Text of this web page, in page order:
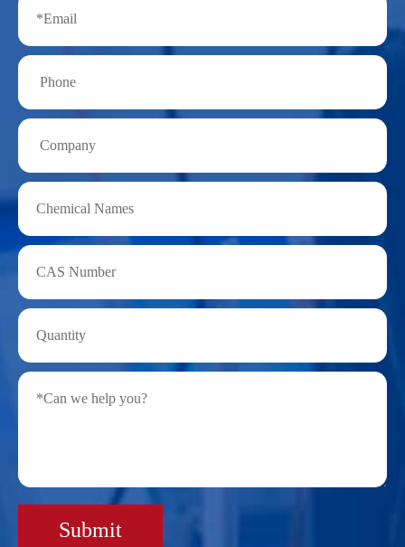
Submit